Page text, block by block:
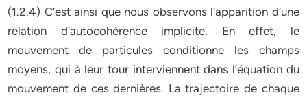
(1.2.4) C’est ainsi que nous observons l’apparition d’une
relation d’autocohérence implicite. En effet, le
mouvement de particules conditionne les champs
moyens, qui à leur tour interviennent dans l’équation du
mouvement de ces dernières. La trajectoire de chaque